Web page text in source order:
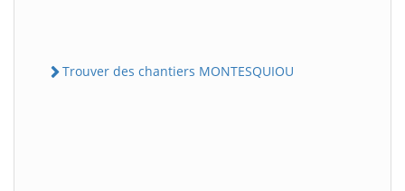
Trouver des chantiers MONTESQUIOU